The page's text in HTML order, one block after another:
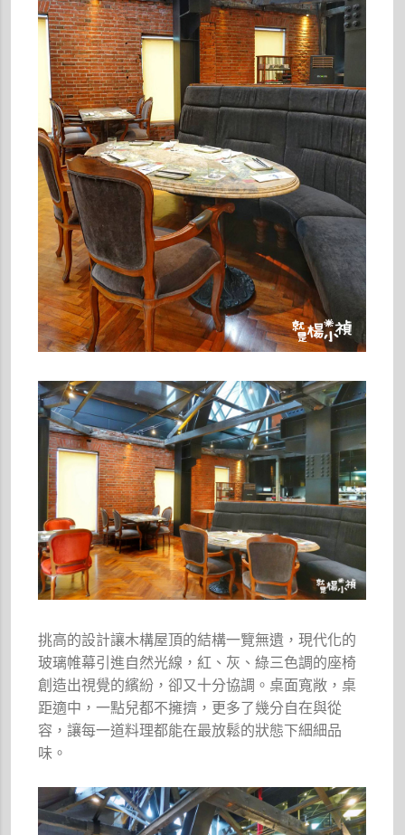
挑高的設計讓木構屋頂的結構一覽無遺，現代化的
玻璃帷幕引進自然光線，紅、灰、綠三色調的座椅
創造出視覺的繽紛，卻又十分協調。桌面寬敞，桌
距適中，一點兒都不擁擠，更多了幾分自在與從
容，讓每一道料理都能在最放鬆的狀態下細細品
味。